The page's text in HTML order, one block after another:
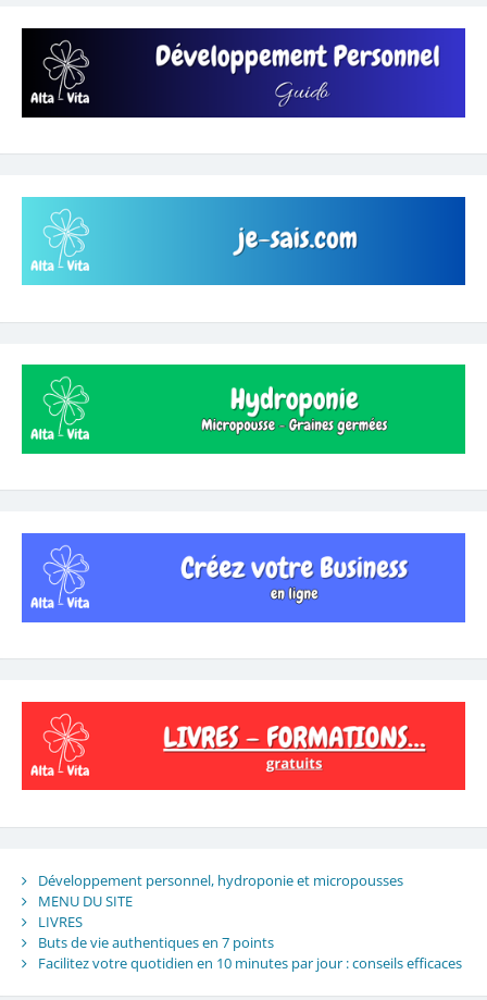
Développement personnel, hydroponie et micropousses
MENU DU SITE
LIVRES
Buts de vie authentiques en 7 points
Facilitez votre quotidien en 10 minutes par jour : conseils efficaces